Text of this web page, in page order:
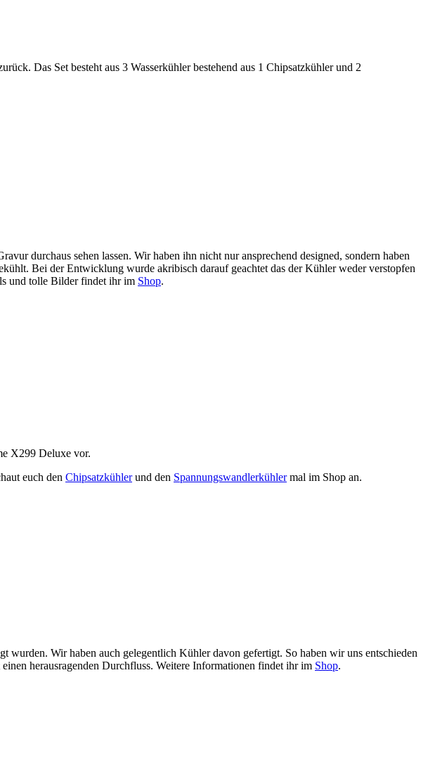
Das Set besteht aus 3 Wasserkühler bestehend aus 1 Chipsatzkühler und 2
durchaus sehen lassen. Wir haben ihn nicht nur ansprechend designed, sondern haben
Bei der Entwicklung wurde akribisch darauf geachtet das der Kühler weder verstopfen
und tolle Bilder findet ihr im Shop.
X299 Deluxe vor.
euch den Chipsatzkühlerund den Spannungswandlerkühlermal im Shop an.
wurden. Wir haben auch gelegentlich Kühler davon gefertigt. So haben wir uns entschieden
herausragenden Durchfluss. Weitere Informationen findet ihr im Shop.